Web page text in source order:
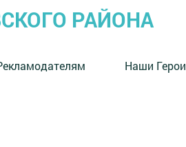
РАЙОНА
Наши Герои